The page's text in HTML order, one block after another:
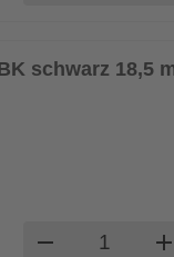
schwarz 18,5
remove Produktadd